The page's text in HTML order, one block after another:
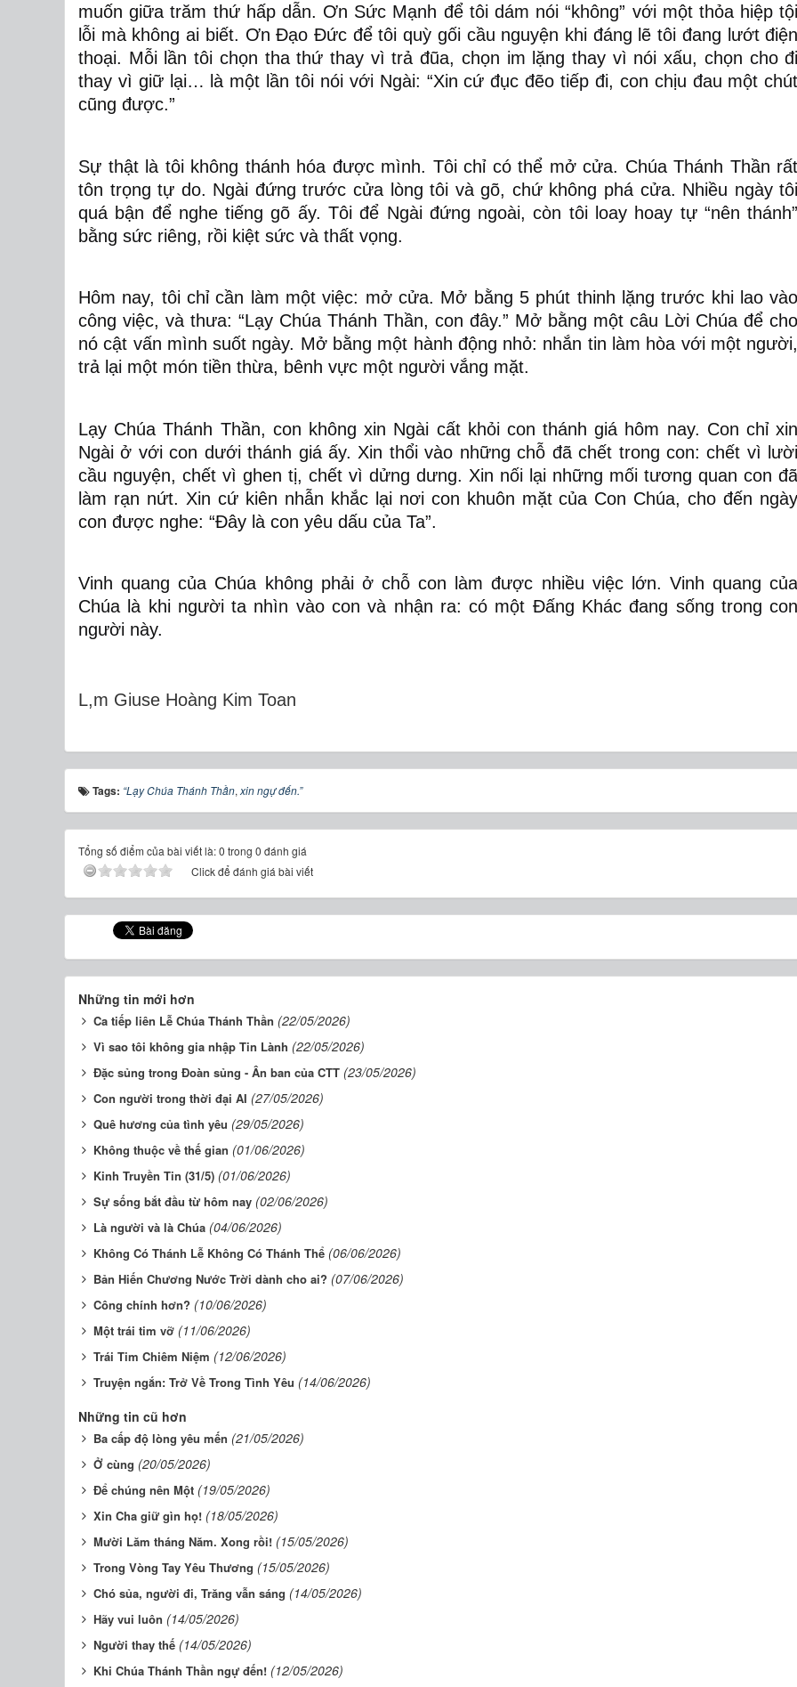
muốn giữa trăm thứ hấp dẫn. Ơn Sức Mạnh để tôi dám nói “không” với một thỏa hiệp tội
lỗi mà không ai biết. Ơn Đạo Đức để tôi quỳ gối cầu nguyện khi đáng lẽ tôi đang lướt điện
thoại. Mỗi lần tôi chọn tha thứ thay vì trả đũa, chọn im lặng thay vì nói xấu, chọn cho đi
thay vì giữ lại… là một lần tôi nói với Ngài: “Xin cứ đục đẽo tiếp đi, con chịu đau một chút
cũng được.”
Sự thật là tôi không thánh hóa được mình. Tôi chỉ có thể mở cửa. Chúa Thánh Thần rất
tôn trọng tự do. Ngài đứng trước cửa lòng tôi và gõ, chứ không phá cửa. Nhiều ngày tôi
quá bận để nghe tiếng gõ ấy. Tôi để Ngài đứng ngoài, còn tôi loay hoay tự “nên thánh”
bằng sức riêng, rồi kiệt sức và thất vọng.
Hôm nay, tôi chỉ cần làm một việc: mở cửa. Mở bằng 5 phút thinh lặng trước khi lao vào
công việc, và thưa: “Lạy Chúa Thánh Thần, con đây.” Mở bằng một câu Lời Chúa để cho
nó cật vấn mình suốt ngày. Mở bằng một hành động nhỏ: nhắn tin làm hòa với một người,
trả lại một món tiền thừa, bênh vực một người vắng mặt.
Lạy Chúa Thánh Thần, con không xin Ngài cất khỏi con thánh giá hôm nay. Con chỉ xin
Ngài ở với con dưới thánh giá ấy. Xin thổi vào những chỗ đã chết trong con: chết vì lười
cầu nguyện, chết vì ghen tị, chết vì dửng dưng. Xin nối lại những mối tương quan con đã
làm rạn nứt. Xin cứ kiên nhẫn khắc lại nơi con khuôn mặt của Con Chúa, cho đến ngày
con được nghe: “Đây là con yêu dấu của Ta”.
Vinh quang của Chúa không phải ở chỗ con làm được nhiều việc lớn. Vinh quang của
Chúa là khi người ta nhìn vào con và nhận ra: có một Đấng Khác đang sống trong con
người này.
L,m Giuse Hoàng Kim Toan
Tags: “Lạy Chúa Thánh Thần, xin ngự đến.”
Tổng số điểm của bài viết là: 0 trong 0 đánh giá
Click để đánh giá bài viết
Những tin mới hơn
Ca tiếp liên Lễ Chúa Thánh Thần (22/05/2026)
Vì sao tôi không gia nhập Tin Lành (22/05/2026)
Đặc sủng trong Đoàn sủng - Ân ban của CTT (23/05/2026)
Con người trong thời đại AI (27/05/2026)
Quê hương của tình yêu (29/05/2026)
Không thuộc về thế gian (01/06/2026)
Kinh Truyền Tin (31/5) (01/06/2026)
Sự sống bắt đầu từ hôm nay (02/06/2026)
Là người và là Chúa (04/06/2026)
Không Có Thánh Lễ Không Có Thánh Thể (06/06/2026)
Bản Hiến Chương Nước Trời dành cho ai? (07/06/2026)
Công chính hơn? (10/06/2026)
Một trái tim vỡ (11/06/2026)
Trái Tim Chiêm Niệm (12/06/2026)
Truyện ngắn: Trở Về Trong Tình Yêu (14/06/2026)
Những tin cũ hơn
Ba cấp độ lòng yêu mến (21/05/2026)
Ở cùng (20/05/2026)
Để chúng nên Một (19/05/2026)
Xin Cha giữ gìn họ! (18/05/2026)
Mười Lăm tháng Năm. Xong rồi! (15/05/2026)
Trong Vòng Tay Yêu Thương (15/05/2026)
Chó sủa, người đi, Trăng vẫn sáng (14/05/2026)
Hãy vui luôn (14/05/2026)
Người thay thế (14/05/2026)
Khi Chúa Thánh Thần ngự đến! (12/05/2026)